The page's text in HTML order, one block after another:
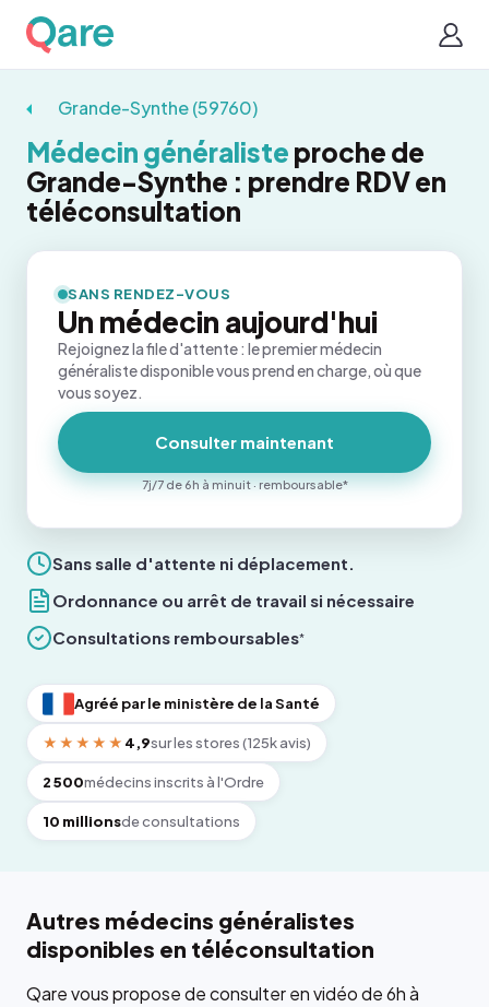
Grande-Synthe (59760)
Médecin généraliste proche de
Grande-Synthe : prendre RDV en
téléconsultation
Sans salle d'attente ni déplacement.
Ordonnance ou arrêt de travail si nécessaire
Consultations remboursables*
Agréé par le ministère de la Santé
★★★★★ 4,9sur les stores (125k avis)
2 500médecins inscrits à l'Ordre
10 millionsde consultations
SANS RENDEZ-VOUS
Un médecin aujourd'hui
Rejoignez la file d'attente : le premier médecin
généraliste disponible vous prend en charge, où que
vous soyez.
Consulter maintenant
7j/7 de 6h à minuit · remboursable*
Autres médecins généralistes
disponibles en téléconsultation
Qare vous propose de consulter en vidéo de 6h à